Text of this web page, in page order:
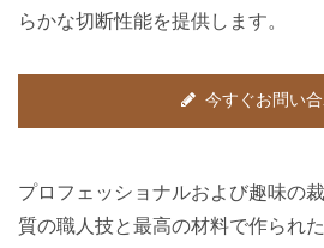
らかな切断性能を提供します。
今すぐお問い
プロフェッショナルおよび趣味の
質の職人技と最高の材料で作られ